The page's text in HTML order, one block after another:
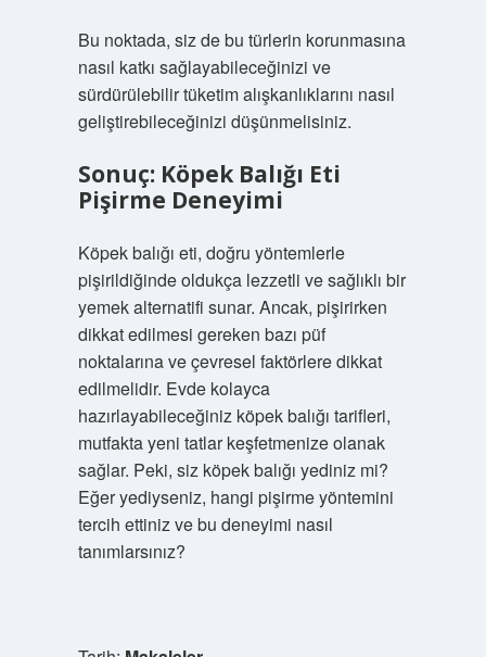
Bu noktada, siz de bu türlerin korunmasına
nasıl katkı sağlayabileceğinizi ve
sürdürülebilir tüketim alışkanlıklarını nasıl
geliştirebileceğinizi düşünmelisiniz.
Sonuç: Köpek Balığı Eti
Pişirme Deneyimi
Köpek balığı eti, doğru yöntemlerle
pişirildiğinde oldukça lezzetli ve sağlıklı bir
yemek alternatifi sunar. Ancak, pişirirken
dikkat edilmesi gereken bazı püf
noktalarına ve çevresel faktörlere dikkat
edilmelidir. Evde kolayca
hazırlayabileceğiniz köpek balığı tarifleri,
mutfakta yeni tatlar keşfetmenize olanak
sağlar. Peki, siz köpek balığı yediniz mi?
Eğer yediyseniz, hangi pişirme yöntemini
tercih ettiniz ve bu deneyimi nasıl
tanımlarsınız?